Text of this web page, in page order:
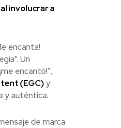
involucrar a
encanta!
Un
encantó!”,
(EGC) y
y auténtica.
de marca